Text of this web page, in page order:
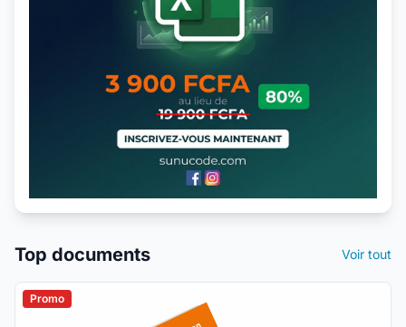
Top documents Voir tout
Promo